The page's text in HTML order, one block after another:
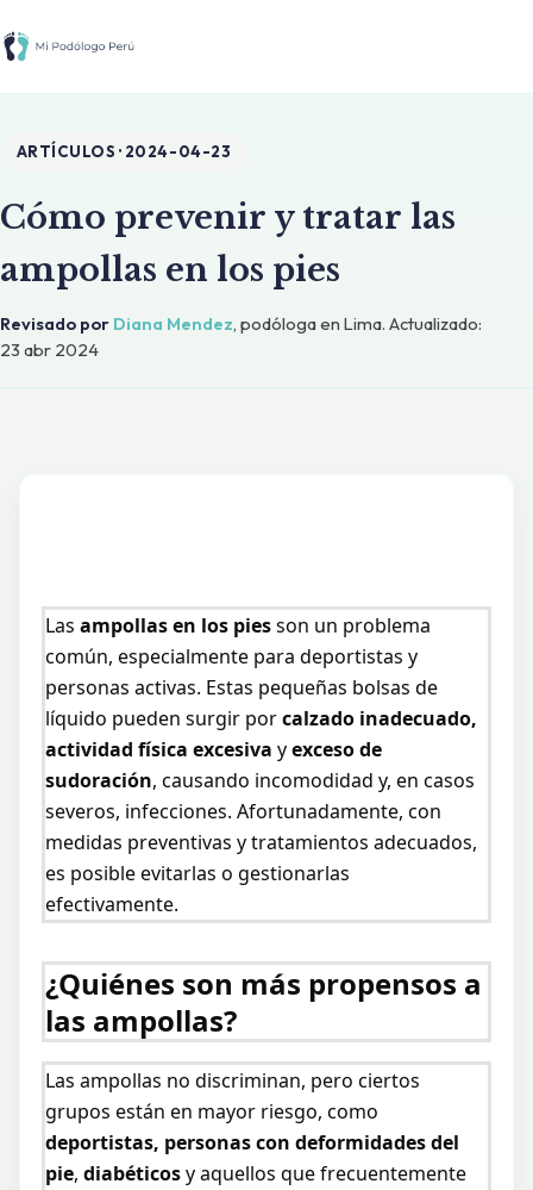
ARTÍCULOS · 2024-04-23
Cómo prevenir y tratar las
ampollas en los pies
Revisado por Diana Mendez, podóloga en Lima. Actualizado:
23 abr 2024
Lasampollas en los piesson un problema
común, especialmente para deportistas y
personas activas. Estas pequeñas bolsas de
líquido pueden surgir porcalzado inadecuado,
actividad física excesiva yexceso de
sudoración, causando incomodidad y, en casos
severos, infecciones. Afortunadamente, con
medidas preventivas y tratamientos adecuados,
es posible evitarlas o gestionarlas
efectivamente.
¿Quiénes son más propensos a
las ampollas?
Las ampollas no discriminan, pero ciertos
grupos están en mayor riesgo, como
deportistas, personas con deformidades del
pie,diabéticosy aquellos que frecuentemente